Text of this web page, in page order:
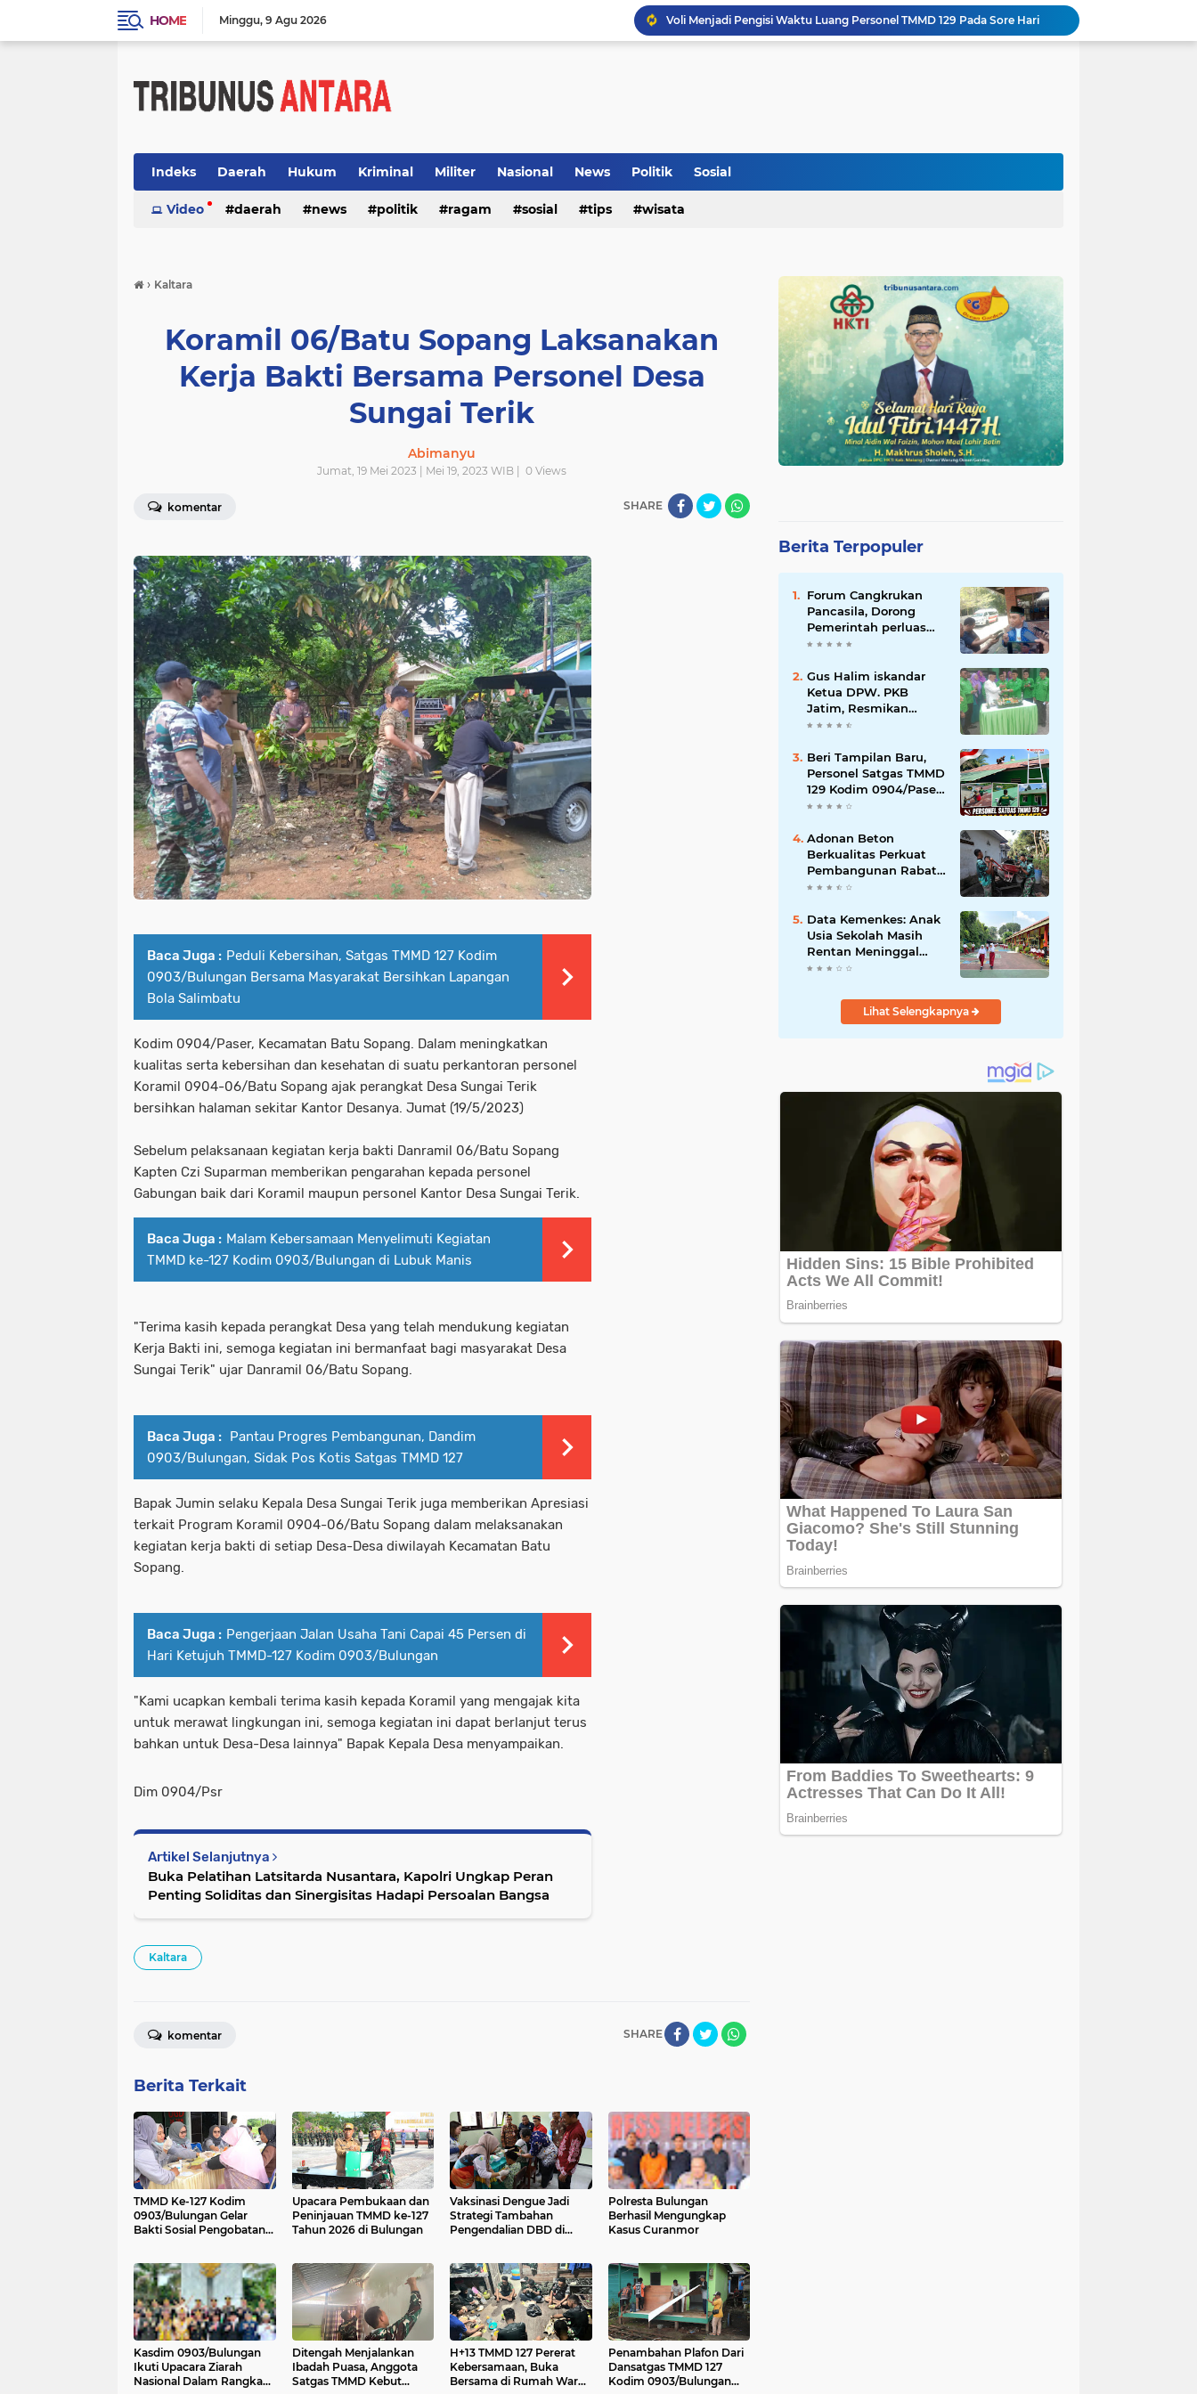
HOME Minggu 9 Agu 2026
Voli Menjadi Pengisi Waktu Luang Personel TMMD 129 Pada Sore Hari
Gotong Royong Warnai Pengecatan Mushola dalam TMMD ke-129 Kodim 1002/HST
Gus Halim iskandar Ketua DPW. PKB Jatim, Resmikan Kantor Graha Gus Dur dan Masjid Al Iskandariyah, dorong Jadi Pusat Pelayanan Warga dan Dakwah Umat.
Indeks Daerah Hukum Kriminal Militer Nasional News Politik Sosial
Video daerah news politik ragam sosial tips wisata
› Kaltara
Koramil 06/Batu Sopang Laksanakan
Kerja Bakti Bersama Personel Desa
Sungai Terik
Abimanyu
Jumat, 19 Mei 2023 | Mei 19, 2023 WIB | 0 Views
komentar SHARE
Baca Juga : Peduli Kebersihan, Satgas TMMD 127 Kodim
0903/Bulungan Bersama Masyarakat Bersihkan Lapangan
Bola Salimbatu
Kodim 0904/Paser, Kecamatan Batu Sopang. Dalam meningkatkan
kualitas serta kebersihan dan kesehatan di suatu perkantoran personel
Koramil 0904-06/Batu Sopang ajak perangkat Desa Sungai Terik
bersihkan halaman sekitar Kantor Desanya. Jumat (19/5/2023)
Sebelum pelaksanaan kegiatan kerja bakti Danramil 06/Batu Sopang
Kapten Czi Suparman memberikan pengarahan kepada personel
Gabungan baik dari Koramil maupun personel Kantor Desa Sungai Terik.
Baca Juga : Malam Kebersamaan Menyelimuti Kegiatan
TMMD ke-127 Kodim 0903/Bulungan di Lubuk Manis
"Terima kasih kepada perangkat Desa yang telah mendukung kegiatan
Kerja Bakti ini, semoga kegiatan ini bermanfaat bagi masyarakat Desa
Sungai Terik" ujar Danramil 06/Batu Sopang.
Baca Juga : Pantau Progres Pembangunan, Dandim
0903/Bulungan, Sidak Pos Kotis Satgas TMMD 127
Bapak Jumin selaku Kepala Desa Sungai Terik juga memberikan Apresiasi
terkait Program Koramil 0904-06/Batu Sopang dalam melaksanakan
kegiatan kerja bakti di setiap Desa-Desa diwilayah Kecamatan Batu
Sopang.
Baca Juga : Pengerjaan Jalan Usaha Tani Capai 45 Persen di
Hari Ketujuh TMMD-127 Kodim 0903/Bulungan
"Kami ucapkan kembali terima kasih kepada Koramil yang mengajak kita
untuk merawat lingkungan ini, semoga kegiatan ini dapat berlanjut terus
bahkan untuk Desa-Desa lainnya" Bapak Kepala Desa menyampaikan.
Dim 0904/Psr
Artikel Selanjutnya
Buka Pelatihan Latsitarda Nusantara, Kapolri Ungkap Peran
Penting Soliditas dan Sinergisitas Hadapi Persoalan Bangsa
Kaltara
SHARE
komentar
Berita Terkait
TMMD Ke-127 Kodim
0903/Bulungan Gelar
Bakti Sosial Pengobatan
Upacara Pembukaan dan
Peninjauan TMMD ke-127
Tahun 2026 di Bulungan
Vaksinasi Dengue Jadi
Strategi Tambahan
Pengendalian DBD di
Polresta Bulungan
Berhasil Mengungkap
Kasus Curanmor
Kasdim 0903/Bulungan
Ikuti Upacara Ziarah
Nasional Dalam Rangka
Ditengah Menjalankan
Ibadah Puasa, Anggota
Satgas TMMD Kebut
H+13 TMMD 127 Pererat
Kebersamaan, Buka
Bersama di Rumah Warga
Penambahan Plafon Dari
Dansatgas TMMD 127
Kodim 0903/Bulungan
Berita Terpopuler
Forum Cangkrukan
Pancasila, Dorong
Pemerintah perluas
intensif Perpajakan
UMKM.
Gus Halim iskandar
Ketua DPW. PKB
Jatim, Resmikan
Kantor Graha Gus Dur
Iskandariyah, dorong
Jadi Pusat Pelayanan
Warga dan Dakwah
Umat.
Beri Tampilan Baru,
Personel Satgas TMMD
129 Kodim 0904/Paser
Cat Atap Rumah
Adonan Beton
Berkualitas Perkuat
Pembangunan Rabat
Jalan TMMD ke-129 di
Data Kemenkes: Anak
Usia Sekolah Masih
Rentan Meninggal
Akibat DBD
Lihat Selengkapnya